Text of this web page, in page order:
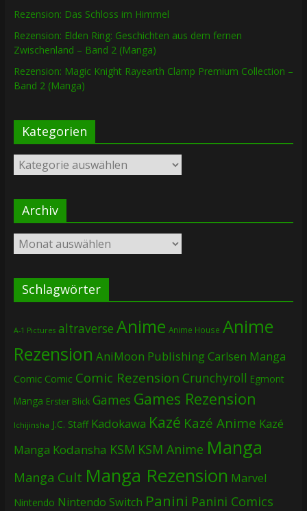
Rezension: Das Schloss im Himmel
Rezension: Elden Ring: Geschichten aus dem fernen
Zwischenland – Band 2 (Manga)
Rezension: Magic Knight Rayearth Clamp Premium Collection –
Band 2 (Manga)
Kategorien
Kategorien
Archiv
Archiv
Schlagwörter
A-1 Pictures altraverse Anime Anime House Anime
Rezension AniMoon PublishingCarlsen Manga
Comic Comic Comic Rezension Crunchyroll Egmont
Manga Erster Blick Games Games Rezension
Ichijinsha J.C. Staff Kadokawa Kazé Kazé Anime Kazé
Manga Kodansha KSM KSM Anime Manga
Manga Cult Manga Rezension Marvel
Nintendo Nintendo Switch Panini Panini Comics